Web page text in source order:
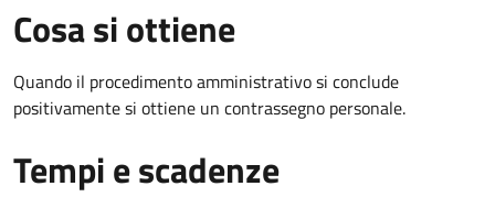
Cosa si ottiene
Quando il procedimento amministrativo si conclude
positivamente si ottiene un contrassegno personale.
Tempi e scadenze